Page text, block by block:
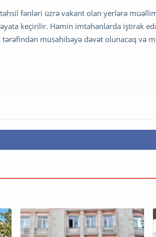
fənləri üzrə vakant olan yerlərə
keçirilir. Həmin imtahanlarda iştirak
müsahibəyə dəvət olunacaq və